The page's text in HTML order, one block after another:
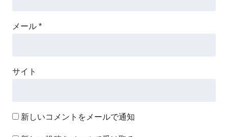
メール *
サイト
新しいコメントをメールで通知